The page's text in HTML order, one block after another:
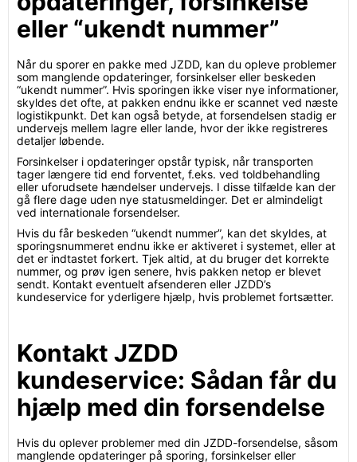
eller “ukendt nummer”
Når du sporer en pakke med JZDD, kan du opleve problemer
som manglende opdateringer, forsinkelser eller beskeden
“ukendt nummer”. Hvis sporingen ikke viser nye informationer,
skyldes det ofte, at pakken endnu ikke er scannet ved næste
logistikpunkt. Det kan også betyde, at forsendelsen stadig er
undervejs mellem lagre eller lande, hvor der ikke registreres
detaljer løbende.
Forsinkelser i opdateringer opstår typisk, når transporten
tager længere tid end forventet, f.eks. ved toldbehandling
eller uforudsete hændelser undervejs. I disse tilfælde kan der
gå flere dage uden nye statusmeldinger. Det er almindeligt
ved internationale forsendelser.
Hvis du får beskeden “ukendt nummer”, kan det skyldes, at
sporingsnummeret endnu ikke er aktiveret i systemet, eller at
det er indtastet forkert. Tjek altid, at du bruger det korrekte
nummer, og prøv igen senere, hvis pakken netop er blevet
sendt. Kontakt eventuelt afsenderen eller JZDD’s
kundeservice for yderligere hjælp, hvis problemet fortsætter.
Kontakt JZDD
kundeservice: Sådan får du
hjælp med din forsendelse
Hvis du oplever problemer med din JZDD-forsendelse, såsom
manglende opdateringer på sporing, forsinkelser eller